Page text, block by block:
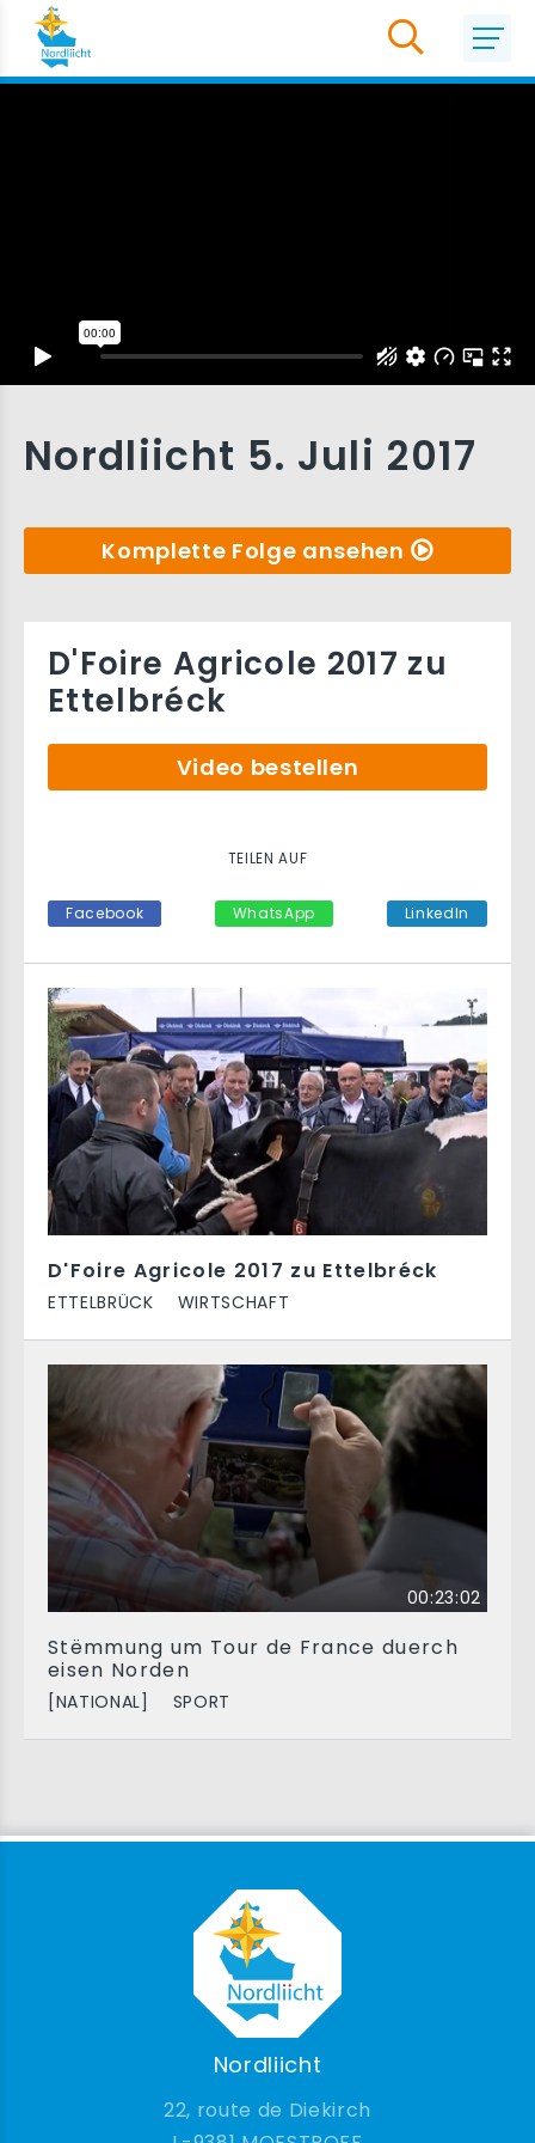
Nordliicht 5. Juli 2017
Komplette Folge ansehen
D'Foire Agricole 2017 zu Ettelbréck
ETTELBRÜCK WIRTSCHAFT
00:23:02
Stëmmung um Tour de France duerch
eisen Norden
[NATIONAL] SPORT
D'Foire Agricole 2017 zu
Ettelbréck
Video bestellen
TEILEN AUF
Facebook WhatsApp LinkedIn
Nordliicht
22, route de Diekirch